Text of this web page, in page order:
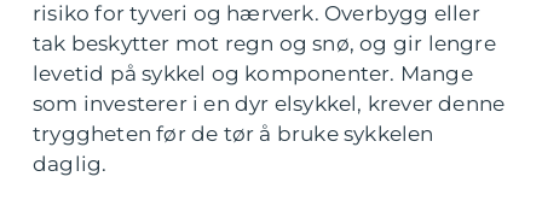
risiko for tyveri og hærverk. Overbygg eller
tak beskytter mot regn og snø, og gir lengre
levetid på sykkel og komponenter. Mange
som investerer i en dyr elsykkel, krever denne
tryggheten før de tør å bruke sykkelen
daglig.